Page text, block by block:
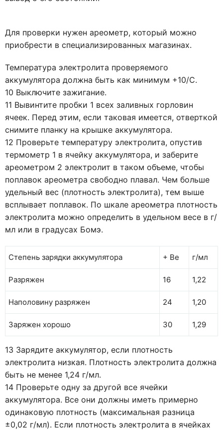
Для проверки нужен ареометр, который можно
приобрести в специализированных магазинах.
Температура электролита проверяемого
аккумулятора должна быть как минимум +10/С.
10 Выключите зажигание.
11 Вывинтите пробки 1 всех заливных горловин
ячеек. Перед этим, если таковая имеется, отверткой
снимите планку на крышке аккумулятора.
12 Проверьте температуру электролита, опустив
термометр 1 в ячейку аккумулятора, и заберите
ареометром 2 электролит в таком объеме, чтобы
поплавок ареометра свободно плавал. Чем больше
удельный вес (плотность электролита), тем выше
всплывает поплавок. По шкале ареометра плотность
электролита можно определить в удельном весе в г/
мл или в градусах Бомэ.
Степень зарядки аккумулятора + Ве г/мл
Разряжен 16 1,22
Наполовину разряжен 24 1,20
Заряжен хорошо 30 1,29
13 Зарядите аккумулятор, если плотность
электролита низкая. Плотность электролита должна
быть не менее 1,24 г/мл.
14 Проверьте одну за другой все ячейки
аккумулятора. Все они должны иметь примерно
одинаковую плотность (максимальная разница
±0,02 г/мл). Если плотность электролита в ячейках